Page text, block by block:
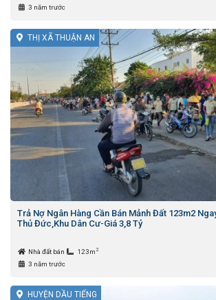
3 năm trước
THỊ XÃ THUẬN AN
Trả Nợ Ngân Hàng Cần Bán Mảnh Đất 123m2
Thủ Đức,Khu Dân Cư-Giá 3,8 Tỷ
Nhà đất bán 123m 2
3 năm trước
HUYỆN DẦU TIẾNG